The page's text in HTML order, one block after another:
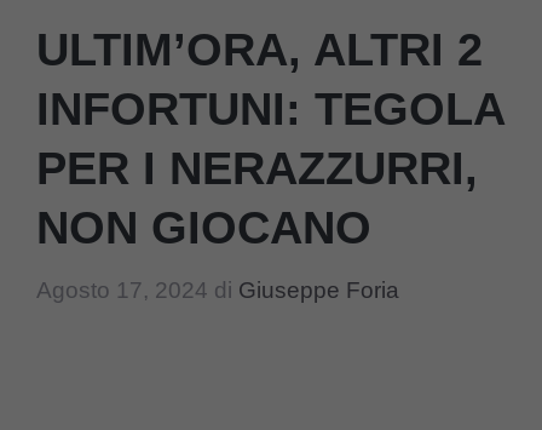
ULTIM’ORA, ALTRI 2
INFORTUNI: TEGOLA
PER I NERAZZURRI,
NON GIOCANO
Agosto 17, 2024 di Giuseppe Foria